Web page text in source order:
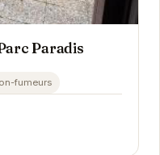
Paradis
fumeurs